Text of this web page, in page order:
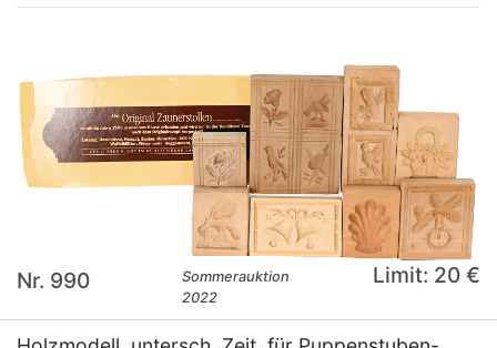
Nr. 990
Sommerauktion
2022
Limit: 20 €